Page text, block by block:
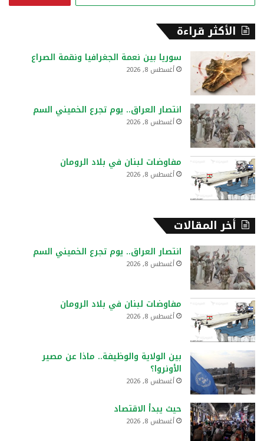
ن
الأكثر قراءة
سوريا بين نعمة الجغرافيا ونقمة الصراع
أغسطس 8, 2026
انتصار العراق.. يوم تجرع الخميني السم
أغسطس 8, 2026
مفاوضات لبنان في بلاد الرومان
أغسطس 8, 2026
أخر المقالات
انتصار العراق.. يوم تجرع الخميني السم
أغسطس 8, 2026
مفاوضات لبنان في بلاد الرومان
أغسطس 8, 2026
بين الولاية والوظيفة.. ماذا عن مصير
الأونروا؟
أغسطس 8, 2026
حيث يبدأ الاقتصاد
أغسطس 8, 2026